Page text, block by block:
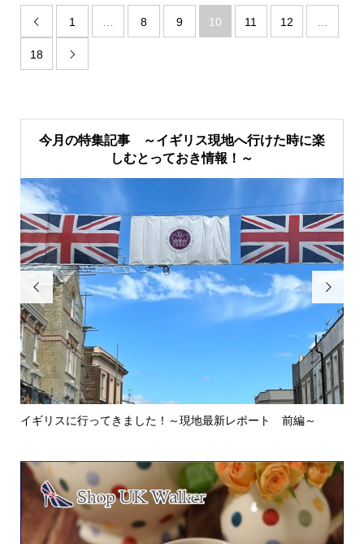
 1 … 8 9 10 11 12 …
18 
今月の特集記事 ～イギリス現地へ行けた時に楽
しむとっておき情報！～

イギリスに行ってきました！～現地最新レポート 前編～
